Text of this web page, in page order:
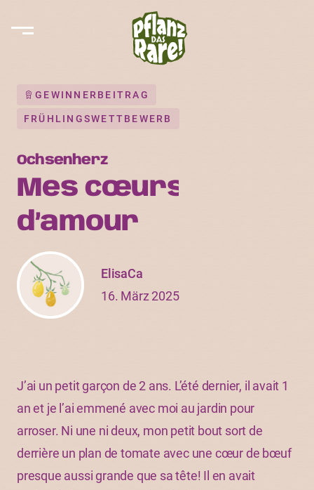
GEWINNERBEITRAG
FRÜHLINGSWETTBEWERB
Ochsenherz
Mes cœurs
d’amour
ElisaCa
16. März 2025
J’ai un petit garçon de 2 ans. L’été dernier, il avait 1
an et je l’ai emmené avec moi au jardin pour
arroser. Ni une ni deux, mon petit bout sort de
derrière un plan de tomate avec une cœur de bœuf
presque aussi grande que sa tête! Il en avait